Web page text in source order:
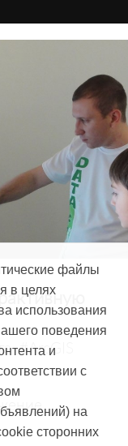
#ArcGIS
файлы
в целях
использования
поведения
и
с
на
сторонних